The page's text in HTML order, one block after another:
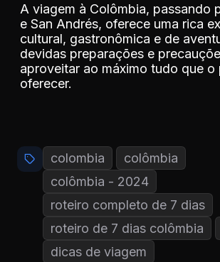
A viagem à Colômbia, passando
e San Andrés, oferece uma rica
cultural, gastronômica e de
devidas preparações e
aproveitar ao máximo tudo que o
oferecer.
colombia
colômbia
colômbia - 2024
roteiro completo de 7 dias
roteiro de 7 dias colômbia
dicas de viagem